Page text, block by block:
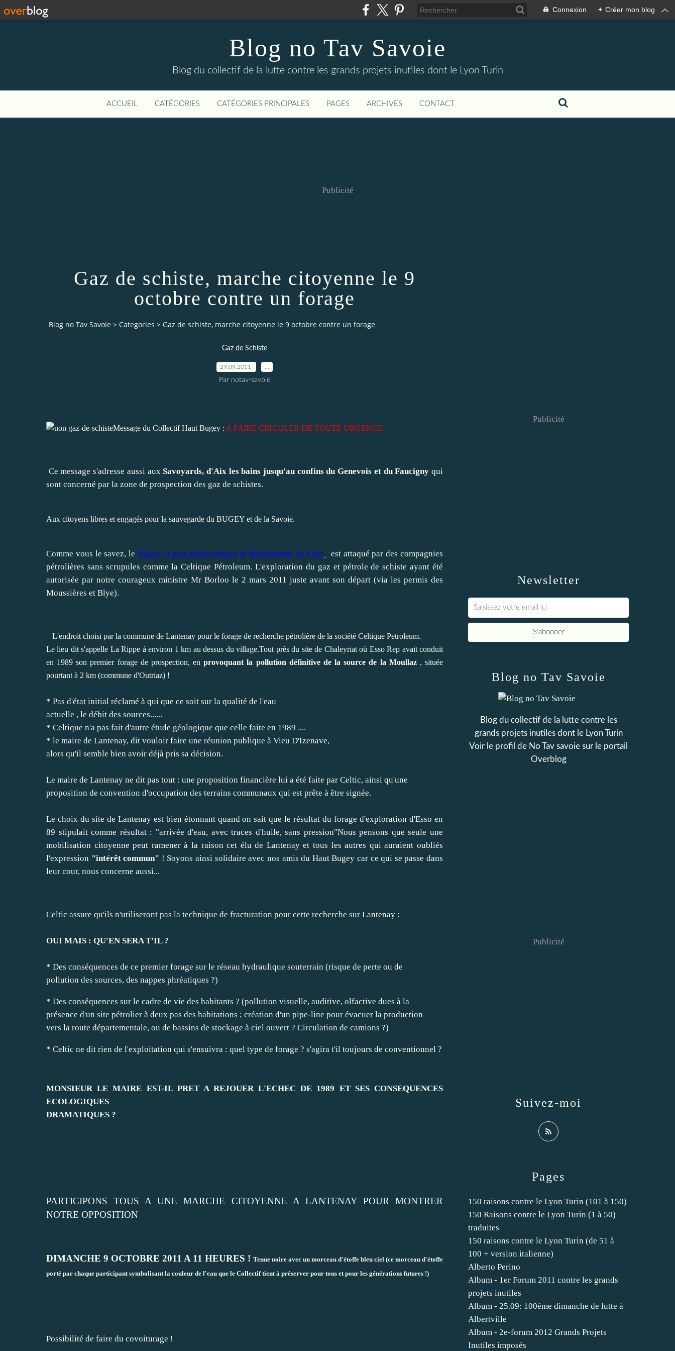
Connexion + Créer mon blog
Blog no Tav Savoie
Blog du collectif de la lutte contre les grands projets inutiles dont le Lyon Turin
ACCUEIL CATÉGORIES CATÉGORIES PRINCIPALES PAGES ARCHIVES CONTACT
Publicité
Gaz de schiste, marche citoyenne le 9
octobre contre un forage
Blog no Tav Savoie > Categories > Gaz de schiste, marche citoyenne le 9 octobre contre un forage
Gaz de Schiste
29.09.2011
Par notav-savoie
Message du Collectif Haut Bugey : A FAIRE CIRCULER DE TOUTE URGENCE...
Ce message s'adresse aussi aux Savoyards, d'Aix les bains jusqu'au confins du Genevois et du Faucigny qui
sont concerné par la zone de prospection des gaz de schistes.
Aux citoyens libres et engagés pour la sauvegarde du BUGEY et de la Savoie.
Comme vous le savez, le Bugey et plus généralement le département de l'Ain
est attaqué par des compagnies
pétrolières sans scrupules comme la Celtique Pétroleum. L'exploration du gaz et pétrole de schiste ayant été
autorisée par notre courageux ministre Mr Borloo le 2 mars 2011 juste avant son départ (via les permis des
Moussières et Blye).
L'endroit choisi par la commune de Lantenay pour le forage de recherche pétrolière de la société Celtique Petroleum.
Le lieu dit s'appelle La Rippe à environ 1 km au dessus du village.Tout près du site de Chaleyriat où Esso Rep avait conduit
en 1989 son premier forage de prospection, enprovoquant la pollution définitive de la source de la Moullaz, située
pourtant à 2 km (commune d'Outriaz) !
* Pas d'état initial réclamé à qui que ce soit sur la qualité de l'eau
actuelle , le débit des sources......
* Celtique n'a pas fait d'autre étude géologique que celle faite en 1989 ....
* le maire de Lantenay, dit vouloir faire une réunion publique à Vieu D'Izenave,
alors qu'il semble bien avoir déjà pris sa décision.
Le maire de Lantenay ne dit pas tout : une proposition financière lui a été faite par Celtic, ainsi qu'une
proposition de convention d'occupation des terrains communaux qui est prête à être signée.
Le choix du site de Lantenay est bien étonnant quand on sait que le résultat du forage d'exploration d'Esso en
89 stipulait comme résultat : "arrivée d'eau, avec traces d'huile, sans pression"Nous pensons que seule une
mobilisation citoyenne peut ramener à la raison cet élu de Lantenay et tous les autres qui auraient oubliés
l'expression "intérêt commun" ! Soyons ainsi solidaire avec nos amis du Haut Bugey car ce qui se passe dans
leur cour, nous concerne aussi...
Celtic assure qu'ils n'utiliseront pas la technique de fracturation pour cette recherche sur Lantenay :
OUI MAIS : QU'EN SERA T'IL ?
* Des conséquences de ce premier forage sur le réseau hydraulique souterrain (risque de perte ou de
pollution des sources, des nappes phréatiques ?)
* Des conséquences sur le cadre de vie des habitants ? (pollution visuelle, auditive, olfactive dues à la
présence d'un site pétrolier à deux pas des habitations ; création d'un pipe-line pour évacuer la production
vers la route départementale, ou de bassins de stockage à ciel ouvert ? Circulation de camions ?)
* Celtic ne dit rien de l'exploitation qui s'ensuivra : quel type de forage ? s'agira t'il toujours de conventionnel ?
MONSIEUR LE MAIRE EST-IL PRET A REJOUER L'ECHEC DE 1989 ET SES CONSEQUENCES
ECOLOGIQUES
DRAMATIQUES ?
PARTICIPONS TOUS A UNE MARCHE CITOYENNE A LANTENAY POUR MONTRER
NOTRE OPPOSITION
DIMANCHE 9 OCTOBRE 2011 A 11 HEURES ! Tenue noire avec un morceau d'étoffe bleu ciel (ce morceau d'étoffe
porté par chaque participant symbolisant la couleur de l'eau que le Collectif tient à préserver pour tous et pour les générations futures !)
Possibilité de faire du covoiturage !
Newsletter
Publicité
Pages
150 raisons contre le Lyon Turin (101 à 150)
150 Raisons contre le Lyon Turin (1 à 50)
traduites
150 raisons contre le Lyon Turin (de 51 à
100 + version italienne)
Alberto Perino
Album - 1er Forum 2011 contre les grands
projets inutiles
Album - 25.09: 100éme dimanche de lutte à
Albertville
Album - 2e-forum 2012 Grands Projets
Inutiles imposés
Blog no Tav Savoie
Blog du collectif de la lutte contre les
grands projets inutiles dont le Lyon Turin
Voir le profil de No Tav savoie sur le portail
Overblog
Suivez-moi
Publicité